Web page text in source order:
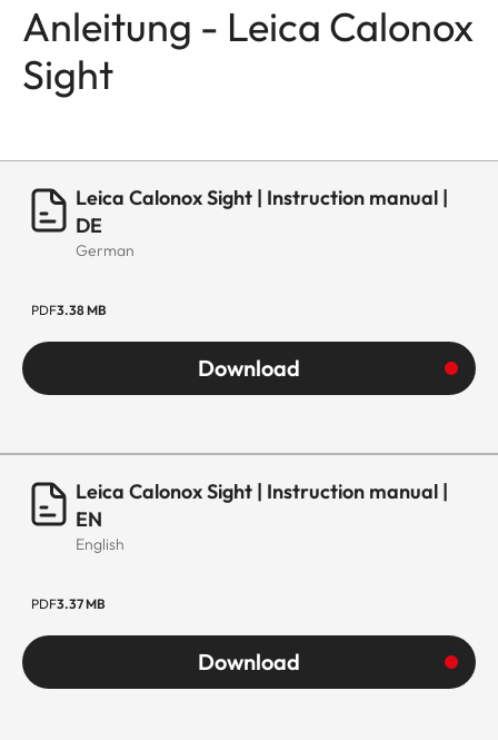
Anleitung - Leica Calonox
Sight
Leica Calonox Sight | Instruction manual |
DE
German
PDF3.38 MB
Download
Leica Calonox Sight | Instruction manual |
EN
English
PDF3.37 MB
Download